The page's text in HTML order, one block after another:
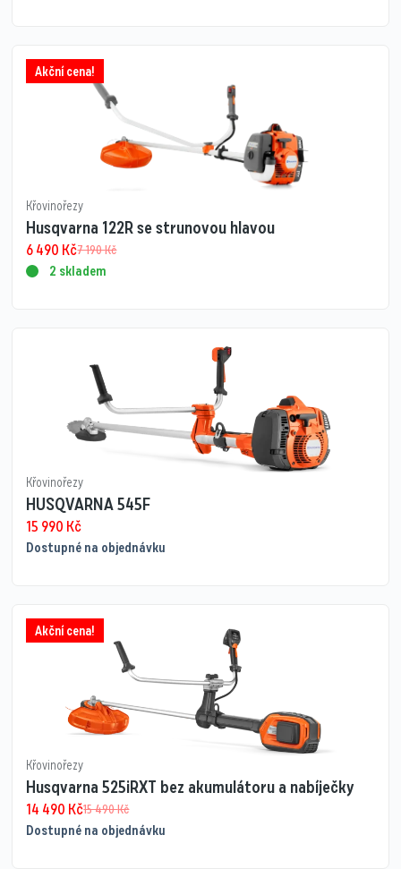
Akční cena!
Křovinořezy
Husqvarna 122R se strunovou hlavou
7 190Kč
6 490 Kč
2 skladem
Křovinořezy
HUSQVARNA 545F
15 990 Kč
Dostupné na objednávku
Akční cena!
Křovinořezy
Husqvarna 525iRXT bez akumulátoru a nabíječky
15 490Kč
14 490 Kč
Dostupné na objednávku